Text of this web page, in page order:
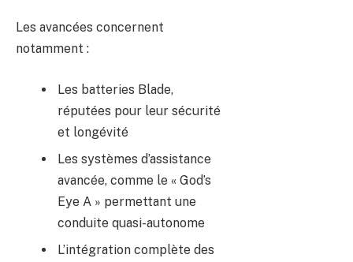
Les avancées concernent
notamment :
Les batteries Blade,
réputées pour leur sécurité
et longévité
Les systèmes d’assistance
avancée, comme le « God’s
Eye A » permettant une
conduite quasi-autonome
L’intégration complète des